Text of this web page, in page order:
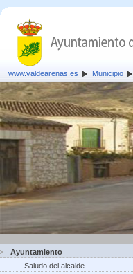
www.valdearenas.es Municipio
Ayuntamiento
Saludo del alcalde